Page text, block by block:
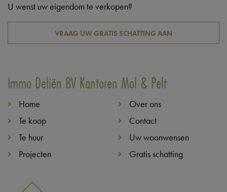
Immo Deliën BV Kantoren Mol & Pelt
Home
Te koop
Te huur
Projecten
Over ons
Contact
Uw woonwensen
Gratis schatting
U wenst uw eigendom te verkopen?
VRAAG UW GRATIS SCHATTING AAN